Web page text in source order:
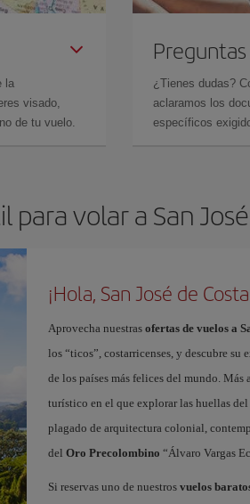
la
visado,
de tu vuelo.
¿Tienes dudas?
aclaramos los
específicos
volar a San
¡Hola, San José de
Aprovecha nuestras ofertas de vuelos a
los “ticos”, costarricenses, y descubre su
de los países más felices del mundo.
turístico en el que explorar las huellas
plagado de arquitectura colonial,
del Oro Precolombino “Álvaro Vargas
Si reservas uno de nuestros vuelos